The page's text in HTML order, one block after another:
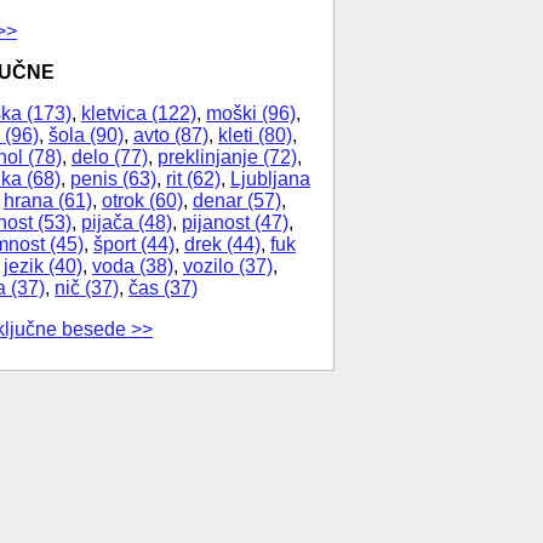
(173), kletvica (122), moški (96),
(96), šola (90), avto (87), kleti (80),
(78), delo (77), preklinjanje (72),
(68), penis (63), rit (62), Ljubljana
hrana (61), otrok (60), denar (57),
(53), pijača (48), pijanost (47),
(45), šport (44), drek (44), fuk
jezik (40), voda (38), vozilo (37),
(37), nič (37), čas (37)
besede >>